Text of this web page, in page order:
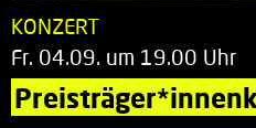
KONZERT
Fr. 04.09. um 19.00 Uhr